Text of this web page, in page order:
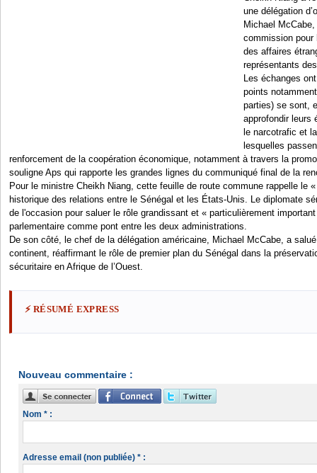
une délégation
Michael
commission pour
des affaires
représentants
Les échanges
points
parties) se sont,
approfondir leurs
le narcotrafic et
lesquelles
renforcement de la coopération économique, notamment à travers la
souligne Aps qui rapporte les grandes lignes du communiqué final de la
Pour le ministre Cheikh Niang, cette feuille de route commune rappelle le
historique des relations entre le Sénégal et les États-Unis. Le diplomate
de l'occasion pour saluer le rôle grandissant et « particulièrement
parlementaire comme pont entre les deux administrations.
De son côté, le chef de la délégation américaine, Michael McCabe, a
continent, réaffirmant le rôle de premier plan du Sénégal dans la
sécuritaire en Afrique de l’Ouest.
⚡ RÉSUMÉ EXPRESS
Nouveau commentaire :
Nom * :
Adresse email (non publiée) * :